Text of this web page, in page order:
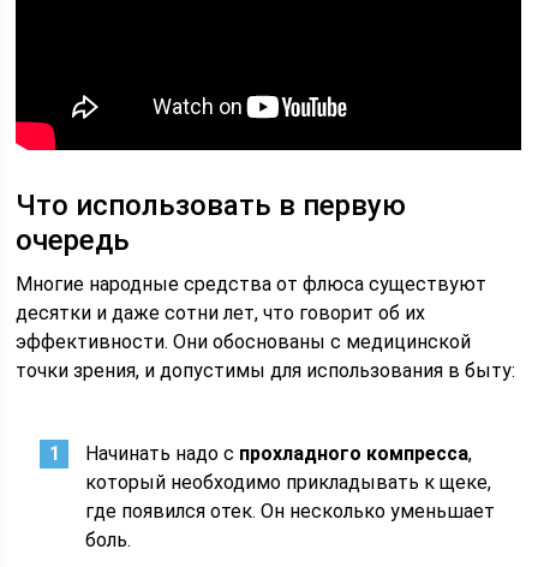
Что использовать в первую
очередь
Многие народные средства от флюса существуют
десятки и даже сотни лет, что говорит об их
эффективности. Они обоснованы с медицинской
точки зрения, и допустимы для использования в быту:
Начинать надо с прохладного компресса,
который необходимо прикладывать к щеке,
где появился отек. Он несколько уменьшает
боль.